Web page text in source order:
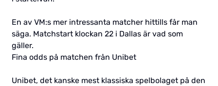
En av VM:s mer intressanta matcher hittills får man
säga. Matchstart klockan 22 i Dallas är vad som
gäller.
Fina odds på matchen från Unibet
Unibet, det kanske mest klassiska spelbolaget på den